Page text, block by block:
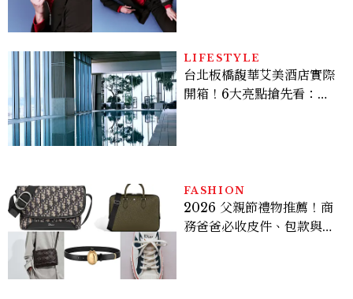
LIFESTYLE
台北板橋馥華艾美酒店實際
開箱！6大亮點搶先看：新
FASHION
2026 父親節禮物推薦！商
務爸爸必收皮件、包款與鞋